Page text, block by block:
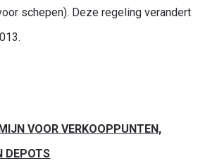
schepen). Deze regeling verandert
VOOR VERKOOPPUNTEN,
DEPOTS